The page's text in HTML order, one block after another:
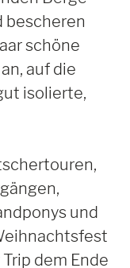
bescheren
schöne
auf die
isolierte,
und
dem Ende